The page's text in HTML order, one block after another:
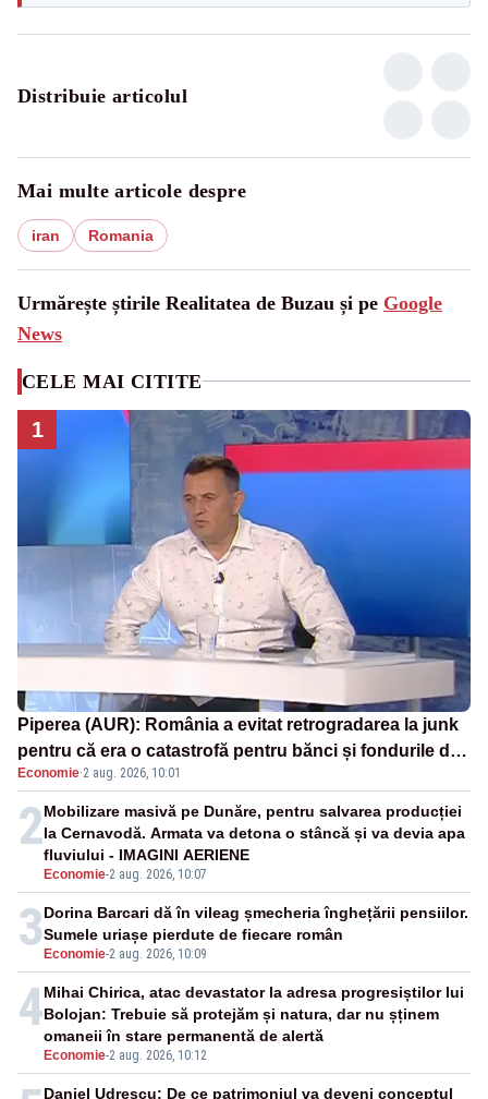
Distribuie articolul
Mai multe articole despre
iran Romania
Urmărește știrile Realitatea de Buzau și pe Google
News
CELE MAI CITITE
1
Piperea (AUR): România a evitat retrogradarea la junk
pentru că era o catastrofă pentru bănci și fondurile de
pensii
Economie·2 aug. 2026, 10:01
2
Economie-2 aug. 2026, 10:07
Mobilizare masivă pe Dunăre, pentru salvarea producției
la Cernavodă. Armata va detona o stâncă și va devia apa
fluviului - IMAGINI AERIENE
3 Economie-2 aug. 2026, 10:09
Dorina Barcari dă în vileag șmecheria înghețării pensiilor.
Sumele uriașe pierdute de fiecare român
4
Economie-2 aug. 2026, 10:12
Mihai Chirica, atac devastator la adresa progresiștilor lui
Bolojan: Trebuie să protejăm și natura, dar nu șținem
omaneii în stare permanentă de alertă
Daniel Udrescu: De ce patrimoniul va deveni conceptul